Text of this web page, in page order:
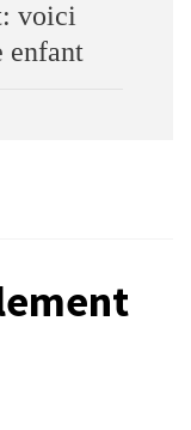
voici
enfant